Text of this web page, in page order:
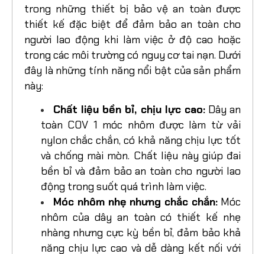
Dây an toàn bán thân COV 1 móc nhôm là một
trong những thiết bị bảo vệ an toàn được
thiết kế đặc biệt để đảm bảo an toàn cho
người lao động khi làm việc ở độ cao hoặc
trong các môi trường có nguy cơ tai nạn. Dưới
đây là những tính năng nổi bật của sản phẩm
Chất liệu bền bỉ, chịu lực cao:Dây an
toàn COV 1 móc nhôm được làm từ vải
nylon chắc chắn, có khả năng chịu lực tốt
và chống mài mòn. Chất liệu này giúp đai
bền bỉ và đảm bảo an toàn cho người lao
động trong suốt quá trình làm việc.
Móc nhôm nhẹ nhưng chắc chắn: Móc
nhôm của dây an toàn có thiết kế nhẹ
nhàng nhưng cực kỳ bền bỉ, đảm bảo khả